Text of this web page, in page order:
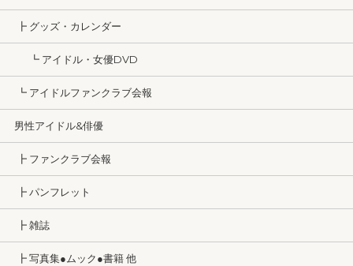
┣ グッズ・カレンダー
┗ アイドル・女優DVD
┗ アイドルファンクラブ会報
男性アイドル&俳優
┣ ファンクラブ会報
┣ パンフレット
┣ 雑誌
┣ 写真集●ムック●書籍 他